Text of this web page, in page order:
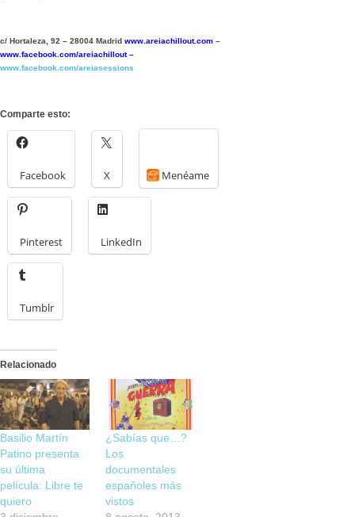
c/ Hortaleza, 92 – 28004 Madrid www.areiachillout.com –
www.facebook.com/areiachillout –
www.facebook.com/areiasessions
Comparte esto:
Facebook X Menéame
Pinterest LinkedIn
Tumblr
Relacionado
Basilio Martín
Patino presenta
su última
película: Libre te
quiero
¿Sabías que…?
Los
documentales
españoles más
vistos